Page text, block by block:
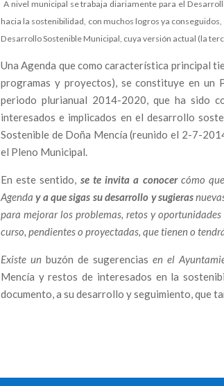
A nivel municipal se trabaja diariamente para el
hacia la sostenibilidad, con muchos logros ya
Desarrollo Sostenible Municipal, cuya versión actual (la
Una Agenda que como característica principal
programas y proyectos), se constituye en un
periodo plurianual 2014-2020, que ha sido
interesados e implicados en el desarrollo
Sostenible de Doña Mencía (reunido el 2-7-
el Pleno Municipal.
En este sentido, se te invita a conocercómo
Agenday a que sigas su desarrollo y sugieras
para mejorar los problemas, retos y
curso, pendientes o proyectadas, que tienen o
Existe un buzón de sugerencias en el
Mencía y restos de interesados en la
documento, a su desarrollo y seguimiento, que